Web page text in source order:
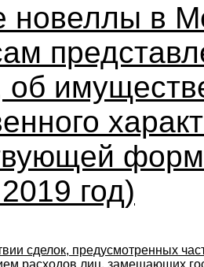
в
об
год)
сделок, предусмотренных
расходов лиц, замещающих